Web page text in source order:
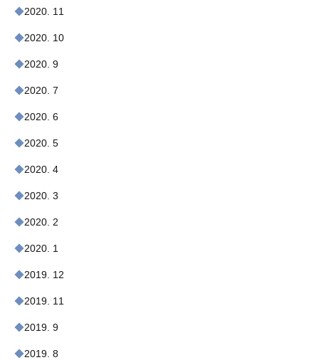
2020. 11
2020. 10
2020. 9
2020. 7
2020. 6
2020. 5
2020. 4
2020. 3
2020. 2
2020. 1
2019. 12
2019. 11
2019. 9
2019. 8